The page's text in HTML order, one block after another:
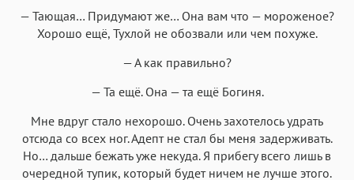
— Тающая… Придумают же… Она вам что — мороженое?
Хорошо ещё, Тухлой не обозвали или чем похуже.
— А как правильно?
— Та ещё. Она — та ещё Богиня.
Мне вдруг стало нехорошо. Очень захотелось удрать
отсюда со всех ног. Адепт не стал бы меня задерживать.
Но… дальше бежать уже некуда. Я прибегу всего лишь в
очередной тупик, который будет ничем не лучше этого.